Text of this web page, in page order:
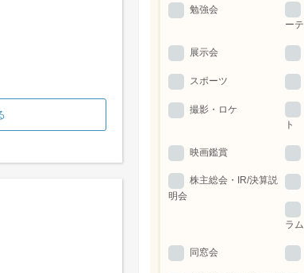
勉強会
ー
展示会
スポーツ
撮影・ロケ
ト
映画鑑賞
株主総会・IR/決算説
明会
ラム
同窓会